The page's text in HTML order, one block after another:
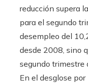
reducción supera
para el segundo
desempleo del
desde 2008, sino
segundo trimestre
En el desglose